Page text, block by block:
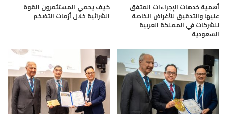
أهمية خدمات الإجراءات المتفق
عليها والتدقيق للأغراض الخاصة
للشركات في المملكة العربية
السعودية
كيف يحمي المستثمرون القوة
الشرائية خلال أزمات التضخم